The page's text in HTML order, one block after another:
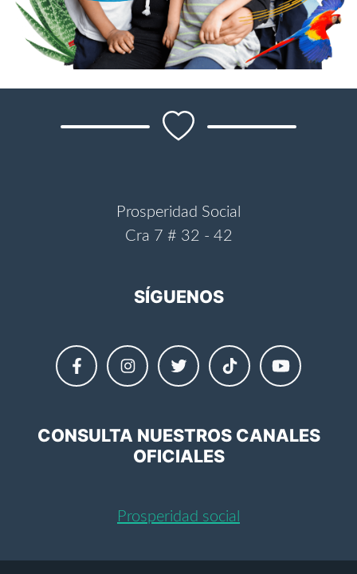
Prosperidad Social
Cra 7 # 32 - 42
SÍGUENOS
CONSULTA NUESTROS CANALES
OFICIALES
Prosperidad social